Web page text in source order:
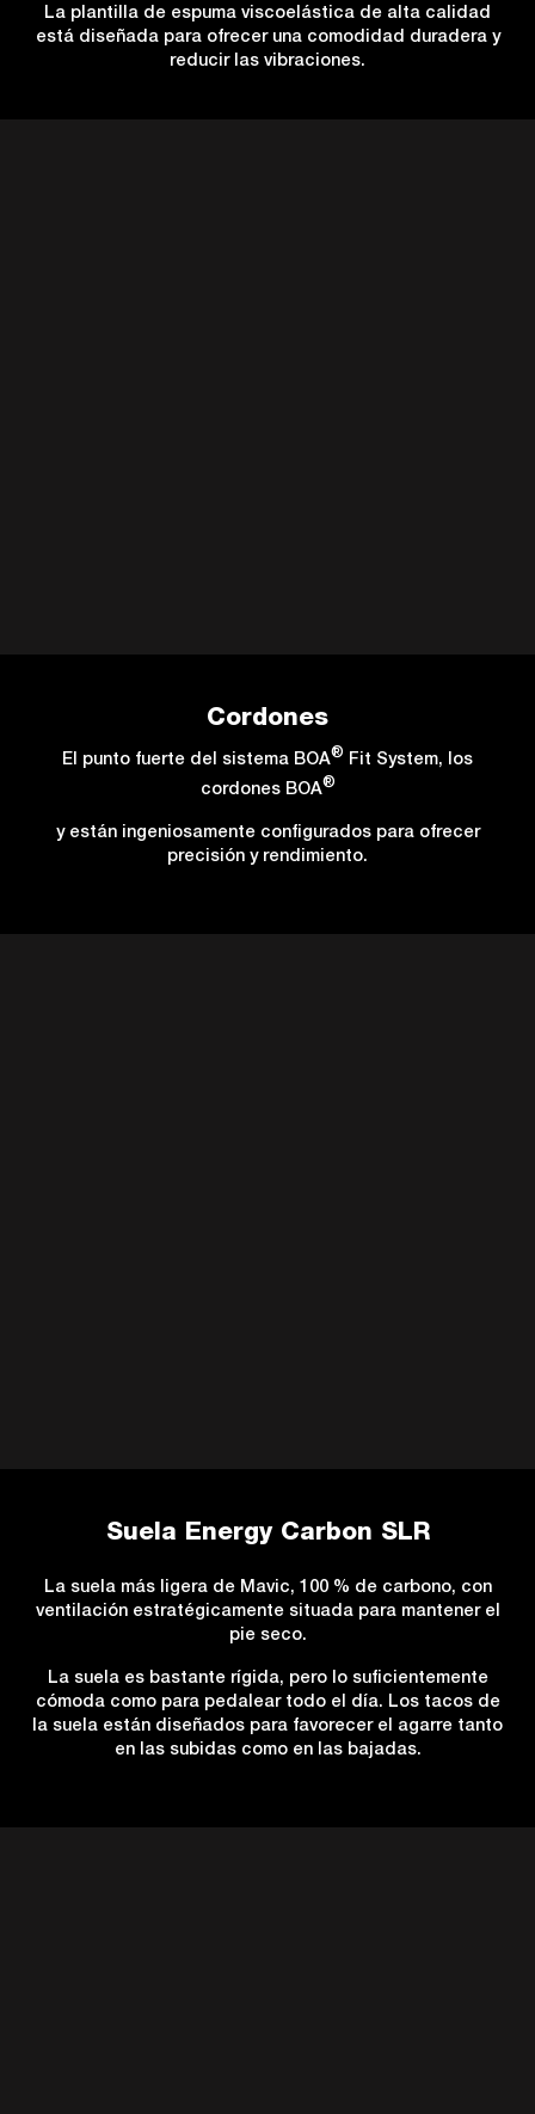
La plantilla de espuma viscoelástica de alta calidad
está diseñada para ofrecer una comodidad duradera y
reducir las vibraciones.
Cordones
El punto fuerte del sistema BOA® Fit System, los
cordones BOA®
y están ingeniosamente configurados para ofrecer
precisión y rendimiento.
Suela Energy Carbon SLR
La suela más ligera de Mavic, 100 % de carbono, con
ventilación estratégicamente situada para mantener el
pie seco.
La suela es bastante rígida, pero lo suficientemente
cómoda como para pedalear todo el día. Los tacos de
la suela están diseñados para favorecer el agarre tanto
en las subidas como en las bajadas.